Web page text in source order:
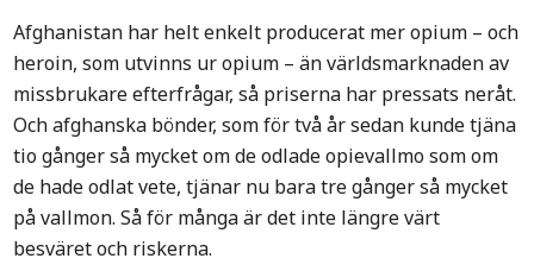
Afghanistan har helt enkelt producerat mer opium – och
heroin, som utvinns ur opium – än världsmarknaden av
missbrukare efterfrågar, så priserna har pressats neråt.
Och afghanska bönder, som för två år sedan kunde tjäna
tio gånger så mycket om de odlade opievallmo som om
de hade odlat vete, tjänar nu bara tre gånger så mycket
på vallmon. Så för många är det inte längre värt
besväret och riskerna.